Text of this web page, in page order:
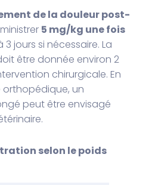
de la douleur post-
5 mg/kg une fois
3 jours si nécessaire. La
être donnée environ 2
chirurgicale. En
orthopédique, un
peut être envisagé
selon le poids